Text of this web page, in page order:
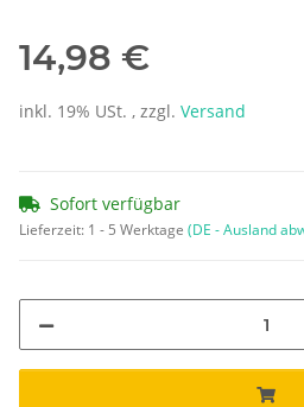
14,98 €
inkl. 19% USt. , zzgl. Versand
Sofort verfügbar
Lieferzeit: 1 - 5 Werktage (DE - Ausland